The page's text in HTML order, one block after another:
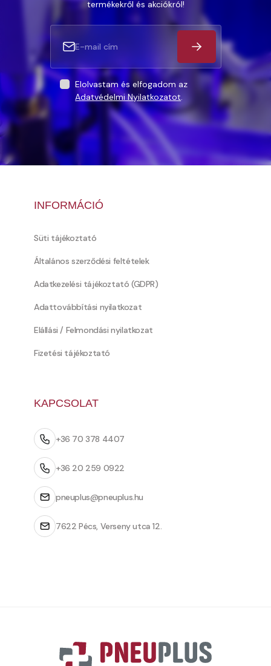
termékekről és akciókról!
Elolvastam és elfogadom az
Adatvédelmi Nyilatkozatot.
INFORMÁCIÓ
Süti tájékoztató
Általános szerződési feltételek
Adatkezelési tájékoztató (GDPR)
Adattovábbítási nyilatkozat
Elállási / Felmondási nyilatkozat
Fizetési tájékoztató
KAPCSOLAT
+36 70 378 4407
+36 20 259 0922
pneuplus@pneuplus.hu
7622 Pécs, Verseny utca 12.